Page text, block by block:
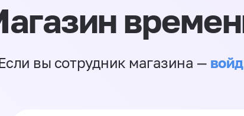
вы сотрудник магазина —